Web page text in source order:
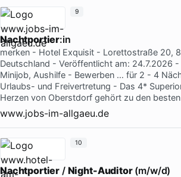
Nachtportier:in
merken - Hotel Exquisit - Lorettostraße 20,
Deutschland - Veröffentlicht am: 24.7.2026
Minijob, Aushilfe - Bewerben … für 2 - 4
Urlaubs- und Freivertretung - Das 4*
Herzen von Oberstdorf gehört zu den
www.jobs-im-allgaeu.de
9
Nachtportier / Night-Auditor(m/w/d)
10